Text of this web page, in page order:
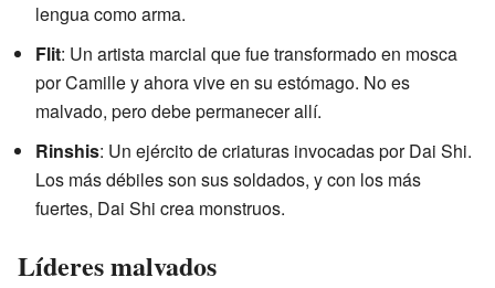
lengua como arma.
Flit: Un artista marcial que fue transformado en mosca
por Camille y ahora vive en su estómago. No es
malvado, pero debe permanecer allí.
Rinshis: Un ejército de criaturas invocadas por Dai Shi.
Los más débiles son sus soldados, y con los más
fuertes, Dai Shi crea monstruos.
Líderes malvados